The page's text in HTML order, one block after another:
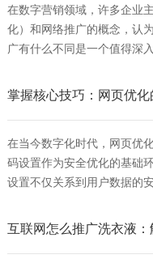
在数字营销领域，许多企业
化）和网络推广的概念，认
广有什么不同是一个值得深
期、可持续的流量；而网络
费和免费手段，如社交媒体
在当今数字化时代，网页优
码设置作为安全优化的基础
设置不仅关系到用户数据的
险，从而提升网站的整体性
的密码怎么设置的最佳实践